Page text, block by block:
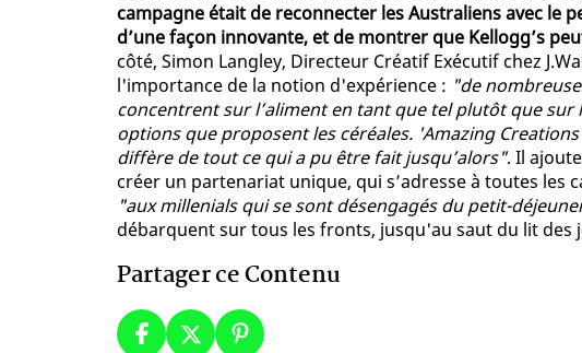
campagne était de reconnecter les Australiens avec le
d’une façon innovante, et de montrer que Kellogg’s
côté, Simon Langley, Directeur Créatif Exécutif chez
l'importance de la notion d'expérience : "de
concentrent sur l’aliment en tant que tel plutôt que sur
options que proposent les céréales. 'Amazing
diffère de tout ce qui a pu être fait jusqu’alors". Il
créer un partenariat unique, qui s’adresse à toutes les
"aux millenials qui se sont désengagés du petit-
débarquent sur tous les fronts, jusqu'au saut du lit des
Partager ce Contenu